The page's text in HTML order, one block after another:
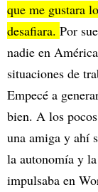
que me gustara
desafiara. Por
nadie en
situaciones de
Empecé a
bien. A los
una amiga y ahí
la autonomía y
impulsaba en